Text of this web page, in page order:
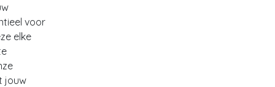
voor
elke
jouw